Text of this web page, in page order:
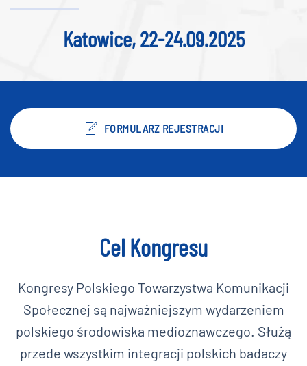
Katowice, 22-24.09.2025
FORMULARZ REJESTRACJI
Cel Kongresu
Kongresy Polskiego Towarzystwa Komunikacji
Społecznej są najważniejszym wydarzeniem
polskiego środowiska medioznawczego. Służą
przede wszystkim integracji polskich badaczy